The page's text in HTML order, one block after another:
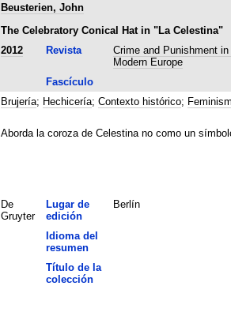
Beusterien, John
The Celebratory Conical Hat in "La Celestina"
2012 Revista
Crime and Punishment
Modern Europe
Fascículo
Brujería; Hechicería; Contexto histórico;
Aborda la coroza de Celestina no como un
De
Gruyter
Lugar de
edición
Berlín
Idioma del
resumen
Título de la
colección